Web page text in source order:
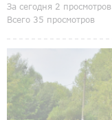
За сегодня 2 просмотров
Всего 35 просмотров